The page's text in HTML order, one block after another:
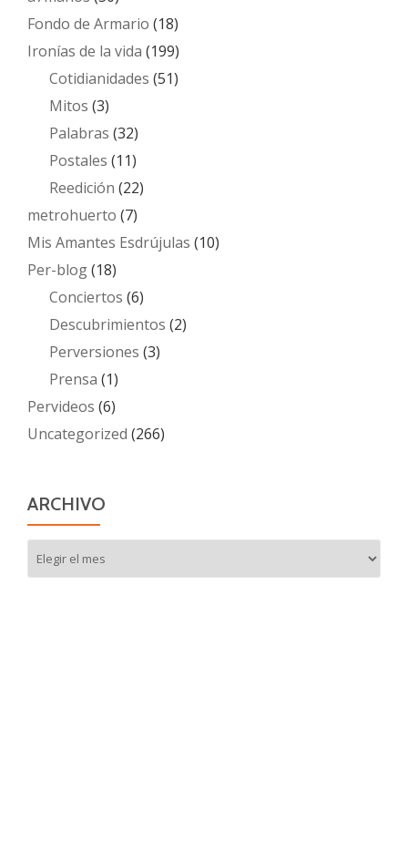
Fondo de Armario (18)
Ironías de la vida (199)
Cotidianidades (51)
Mitos (3)
Palabras (32)
Postales (11)
Reedición (22)
metrohuerto (7)
Mis Amantes Esdrújulas (10)
Per-blog(18)
Conciertos (6)
Descubrimientos (2)
Perversiones (3)
Prensa (1)
Pervideos (6)
Uncategorized (266)
ARCHIVO